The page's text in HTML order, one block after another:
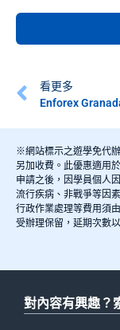
看更多
※網站標示之遊學免代
另加收費。此優惠適用
申請之後，因學員個人
流行疾病、非戰爭等因
行政作業處理等費用須
受辦理保留，延期次數
對內容有興趣？